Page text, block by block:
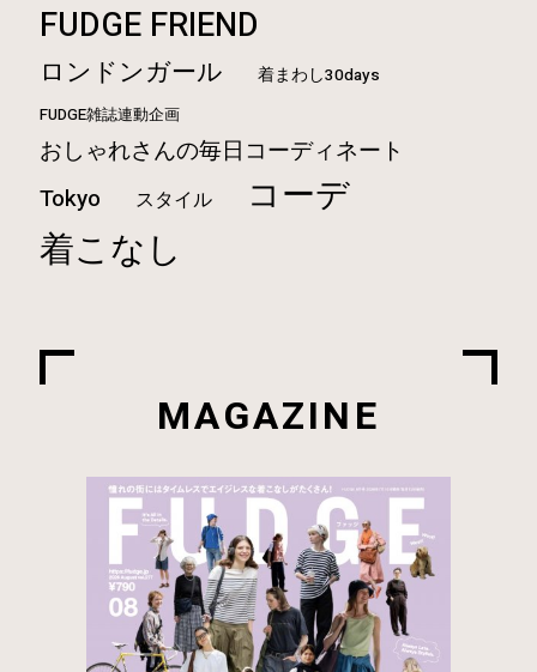
FUDGE FRIEND
ロンドンガール 着まわし30days
FUDGE雑誌連動企画
おしゃれさんの毎日コーディネート
Tokyo
スタイル コーデ
着こなし
MAGAZINE